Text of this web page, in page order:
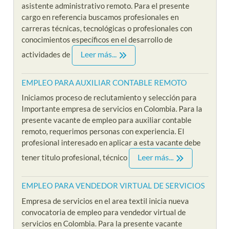
asistente administrativo remoto. Para el presente
cargo en referencia buscamos profesionales en
carreras técnicas, tecnológicas o profesionales con
conocimientos específicos en el desarrollo de
actividades de
Leer más...
EMPLEO PARA AUXILIAR CONTABLE REMOTO
Iniciamos proceso de reclutamiento y selección para
Importante empresa de servicios en Colombia. Para la
presente vacante de empleo para auxiliar contable
remoto, requerimos personas con experiencia. El
profesional interesado en aplicar a esta vacante debe
tener titulo profesional, técnico
Leer más...
EMPLEO PARA VENDEDOR VIRTUAL DE SERVICIOS
Empresa de servicios en el area textil inicia nueva
convocatoria de empleo para vendedor virtual de
servicios en Colombia. Para la presente vacante